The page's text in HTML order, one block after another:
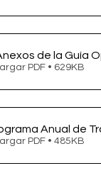
de la Guía
PDF • 629KB
Anual de
PDF • 485KB